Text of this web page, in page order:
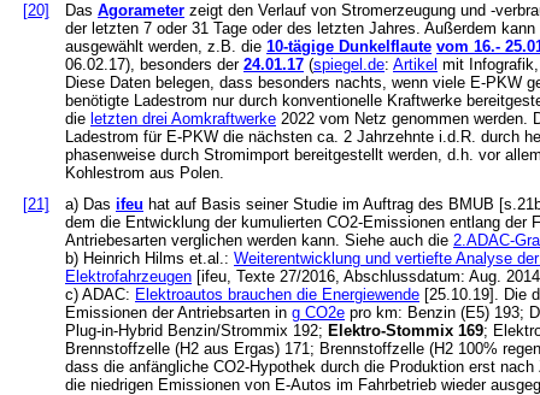
[20]
Das Agorameter zeigt den Verlauf von Stromerzeugung und -
der letzten 7 oder 31 Tage oder des letzten Jahres. Außerdem
ausgewählt werden, z.B. die 10-tägige Dunkelflaute vom 16.-
06.02.17), besonders der 24.01.17 (spiegel.de: Artikel mit
Diese Daten belegen, dass besonders nachts, wenn viele E-PKW
benötigte Ladestrom nur durch konventionelle Kraftwerke
die letzten drei Aomkraftwerke 2022 vom Netz genommen werden.
Ladestrom für E-PKW die nächsten ca. 2 Jahrzehnte i.d.R. durch
phasenweise durch Stromimport bereitgestellt werden, d.h. vor
Kohlestrom aus Polen.
[21]
a) Das ifeu hat auf Basis seiner Studie im Auftrag des BMUB
dem die Entwicklung der kumulierten CO2-Emissionen entlang der
Antriebesarten verglichen werden kann. Siehe auch die 2.ADAC-
b) Heinrich Hilms et.al.: Weiterentwicklung und vertiefte Analyse
Elektrofahrzeugen [ifeu, Texte 27/2016, Abschlussdatum: Aug.
c) ADAC: Elektroautos brauchen die Energiewende [25.10.19]. Die
Emissionen der Antriebsarten in g CO2e pro km: Benzin (E5) 193;
Plug-in-Hybrid Benzin/Strommix 192; Elektro-Stommix 169;
Brennstoffzelle (H2 aus Ergas) 171; Brennstoffzelle (H2 100%
dass die anfängliche CO2-Hypothek durch die Produktion erst
die niedrigen Emissionen von E-Autos im Fahrbetrieb wieder